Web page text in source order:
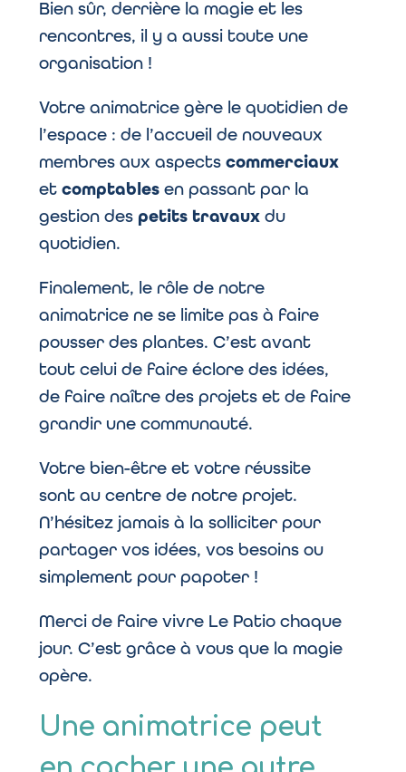
Bien sûr, derrière la magie et les
rencontres, il y a aussi toute une
organisation !
Votre animatrice gère le quotidien de
l’espace : de l’accueil de nouveaux
membres aux aspects commerciaux
et comptables en passant par la
gestion des petits travaux du
quotidien.
Finalement, le rôle de notre
animatrice ne se limite pas à faire
pousser des plantes. C’est avant
tout celui de faire éclore des idées,
de faire naître des projets et de faire
grandir une communauté.
Votre bien-être et votre réussite
sont au centre de notre projet.
N’hésitez jamais à la solliciter pour
partager vos idées, vos besoins ou
simplement pour papoter !
Merci de faire vivre Le Patio chaque
jour. C’est grâce à vous que la magie
opère.
Une animatrice peut